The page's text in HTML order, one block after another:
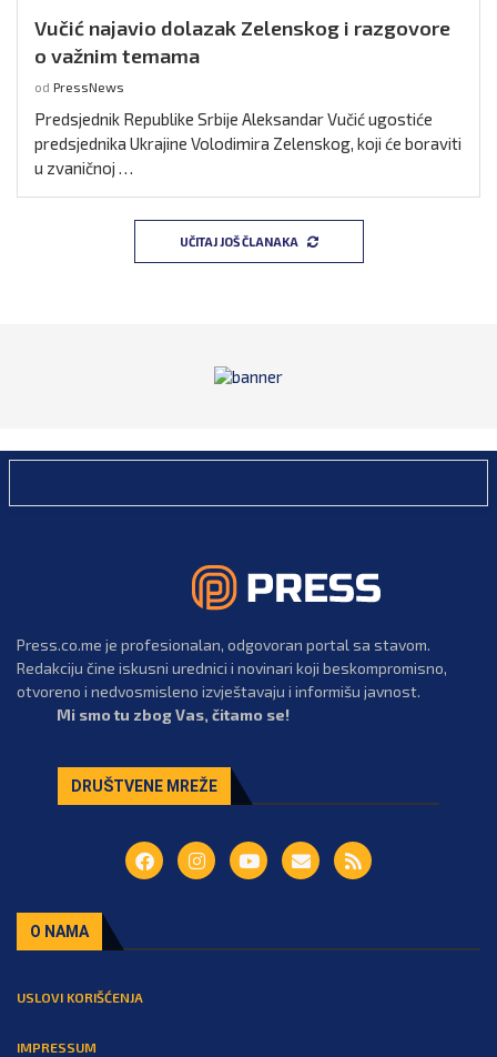
Vučić najavio dolazak Zelenskog i razgovore
o važnim temama
od PressNews
Predsjednik Republike Srbije Aleksandar Vučić ugostiće
predsjednika Ukrajine Volodimira Zelenskog, koji će boraviti
u zvaničnoj …
UČITAJ JOŠ ČLANAKA
Press.co.me je profesionalan, odgovoran portal sa stavom.
Redakciju čine iskusni urednici i novinari koji beskompromisno,
otvoreno i nedvosmisleno izvještavaju i informišu javnost.
Mi smo tu zbog Vas, čitamo se!
DRUŠTVENE MREŽE
O NAMA
USLOVI KORIŠĆENJA
IMPRESSUM